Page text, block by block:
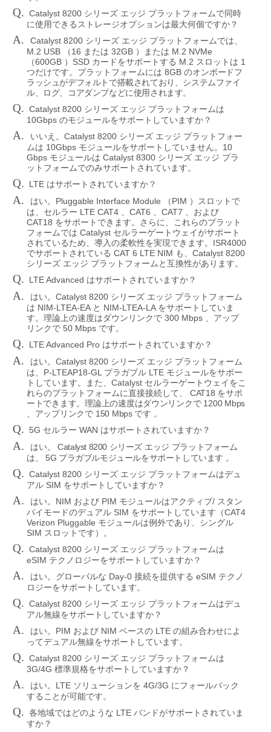
Q. Catalyst 8200 シリーズ エッジ プラットフォームで同時
に使用できるストレージオプションは最大何個ですか？
A. Catalyst 8200 シリーズ エッジ プラットフォームでは、
M.2 USB （ 16 または 32GB ）または M.2 NVMe
（600GB ） SSD カードをサポートする M.2 スロットは 1
つだけです。プラットフォームには 8GB のオンボードフ
ラッシュがデフォルトで搭載されており、システムファイ
ル、ログ、コアダンプなどに使用されます。
Q. Catalyst 8200 シリーズ エッジ プラットフォームは
10Gbps のモジュールをサポートしていますか？
A. いいえ。 Catalyst 8200 シリーズ エッジ プラットフォー
ムは 10Gbps モジュールをサポートしていません。 10
Gbps モジュールは Catalyst 8300 シリーズ エッジ プラ
ットフォームでのみサポートされています。
Q. LTE はサポートされていますか？
A. はい。 Pluggable Interface Module （ PIM ）スロットで
は、セルラー LTE CAT4 、 CAT6 、 CAT7 、および
CAT18 をサポートできます。さらに、これらのプラット
フォームでは Catalyst セルラーゲートウェイがサポート
されているため、導入の柔軟性を実現できます。 ISR4000
でサポートされている CAT 6 LTE NIM も、 Catalyst 8200
シリーズ エッジ プラットフォームと互換性があります。
Q. LTE Advanced はサポートされていますか？
A. はい。 Catalyst 8200 シリーズ エッジ プラットフォーム
は NIM-LTEA-EA と NIM-LTEA-LA をサポートしていま
す。理論上の速度はダウンリンクで 300 Mbps 、アップ
リンクで 50 Mbps です。
Q. LTE Advanced Pro はサポートされていますか？
A. はい。 Catalyst 8200 シリーズ エッジ プラットフォーム
は、 P-LTEAP18-GL プラガブル LTE モジュールをサポー
トしています。また、 Catalyst セルラーゲートウェイをこ
れらのプラットフォームに直接接続して、
CAT18 をサポ
ートできます。理論上の速度はダウンリンクで 1200 Mbps
、アップリンクで 150 Mbps です 。
Q. 5G セルラー WAN はサポートされていますか？
A. はい。 Catalyst 8200 シリーズ エッジ プラットフォーム
は、
5G プラガブルモジュールをサポートしています 。
Q. Catalyst 8200 シリーズ エッジ プラットフォームはデュ
アル SIM をサポートしていますか？
A. はい。 NIM および PIM モジュールはアクティブ/ スタン
バイモードのデュアル SIM をサポートしています（CAT4
Verizon Pluggable モジュールは例外であり、シングル
SIM スロットです）。
Q. Catalyst 8200 シリーズ エッジ プラットフォームは
eSIM テクノロジーをサポートしていますか？
A. はい。グローバルな Day-0 接続を提供する eSIM テクノ
ロジーをサポートしています。
Q. Catalyst 8200 シリーズ エッジ プラットフォームはデュ
アル無線をサポートしていますか？
A. はい。 PIM および NIM ベースの LTE の組み合わせによ
ってデュアル無線をサポートしています。
Q. Catalyst 8200 シリーズ エッジ プラットフォームは
3G/4G 標準規格をサポートしていますか？
A. はい。 LTE ソリューションを 4G/3G にフォールバック
することが可能です。
Q. 各地域ではどのような LTE バンドがサポートされていま
すか？